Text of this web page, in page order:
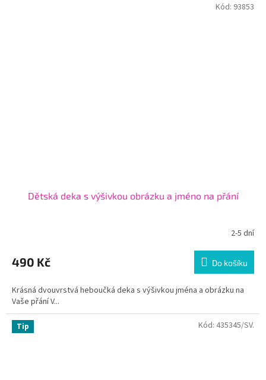
Dětská deka s výšivkou obrázku a jméno na přání
2-5 dní
490 Kč Do košíku
Krásná dvouvrstvá heboučká deka s výšivkou jména a obrázku na
Vaše přání V...
Kód: 93853
Tip Kód: 435345/SV.